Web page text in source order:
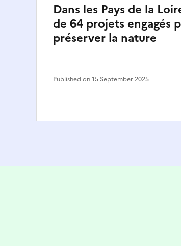
Dans les Pays de la
de 64 projets engagés
préserver la nature
Published on 15 September 2025